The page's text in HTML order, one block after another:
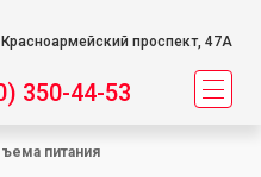
Красноармейский проспект, 47А
350-44-53
питания